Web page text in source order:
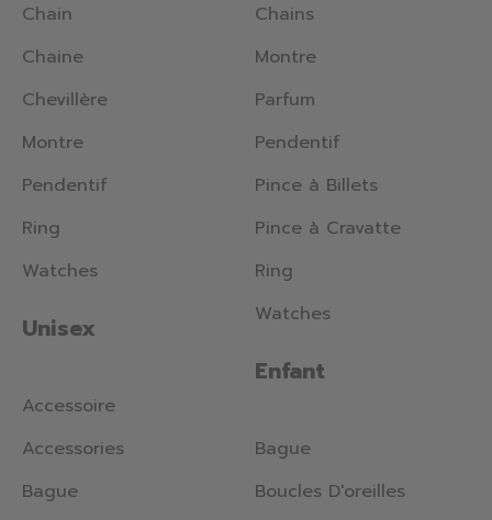
Chain
Chaine
Chevillère
Montre
Pendentif
Ring
Watches
Unisex
Accessoire
Accessories
Bague
Chains
Montre
Parfum
Pendentif
Pince à Billets
Pince à Cravatte
Ring
Watches
Enfant
Bague
Boucles D'oreilles